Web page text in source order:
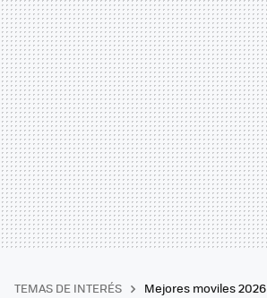
TEMAS DE INTERÉS Mejores moviles 2026